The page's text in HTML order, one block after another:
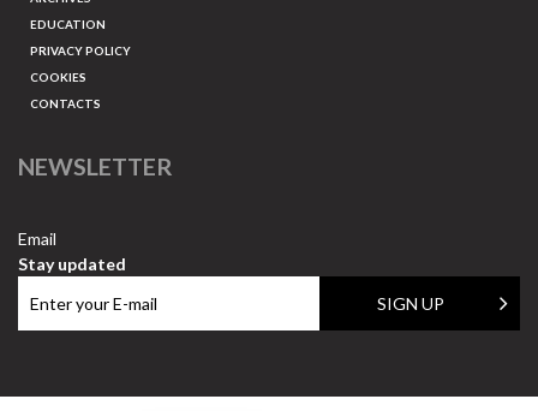
EDUCATION
PRIVACY POLICY
COOKIES
CONTACTS
NEWSLETTER
Email
Stay updated